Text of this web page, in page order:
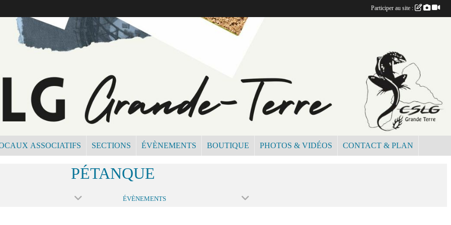
ASSOCIATIFS SECTIONS ÉVÈNEMENTS BOUTIQUE PHOTOS & VIDÉOS CONTACT & PLAN
PÉTANQUE
ÉVÈNEMENTS
Participer au site :